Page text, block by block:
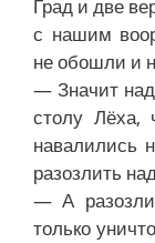
Град и две
с нашим
не обошли и
— Значит
столу Лёха,
навалились
разозлить
— А
только